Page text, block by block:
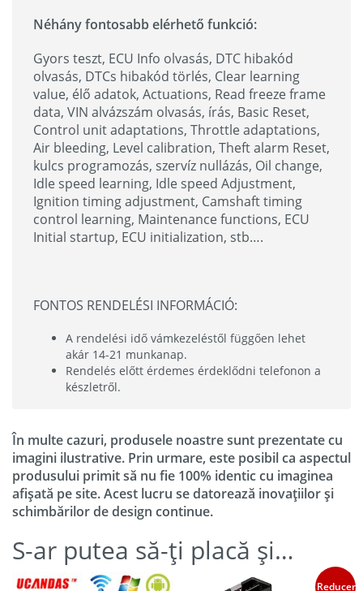
Néhány fontosabb elérhető funkció:
Gyors teszt, ECU Info olvasás, DTC hibakód
olvasás, DTCs hibakód törlés, Clear learning
value, élő adatok, Actuations, Read freeze frame
data, VIN alvázszám olvasás, írás, Basic Reset,
Control unit adaptations, Throttle adaptations,
Air bleeding, Level calibration, Theft alarm Reset,
kulcs programozás, szervíz nullázás, Oil change,
Idle speed learning, Idle speed Adjustment,
Ignition timing adjustment, Camshaft timing
control learning, Maintenance functions, ECU
Initial startup, ECU initialization, stb….
FONTOS RENDELÉSI INFORMÁCIÓ:
A rendelési idő vámkezeléstől függően lehet
akár 14-21 munkanap.
Rendelés előtt érdemes érdeklődni telefonon a
készletről.
În multe cazuri, produsele noastre sunt prezentate cu
imagini ilustrative. Prin urmare, este posibil ca aspectul
produsului primit să nu fie 100% identic cu imaginea
afișată pe site. Acest lucru se datorează inovațiilor și
schimbărilor de design continue.
S-ar putea să-ți placă și…
Reduceri!